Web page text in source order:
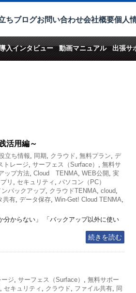
ちブログお問い合わせ会社概要個人
入インタビュー 動画マニュアル 出張サ
活用編～
立ち情報, 同期, クラウド, 無料プラン, デ
トレージ, サーフェス（Surface） , 無料サ
ップ方法, Cloud TENMA, WEB公開 , 実
リ , セキュリティ , パソコン（PC）
ンバックアップ, クラウドTENMA, cloud,
共有, データ保存, Win-Get! Cloud TENMA,
分からない」 「バックアップ以外に使い
続きを読む
ジ, サーフェス（Surface） , 無料サポー
, セキュリティ , クラウド, ファイル共有, 同